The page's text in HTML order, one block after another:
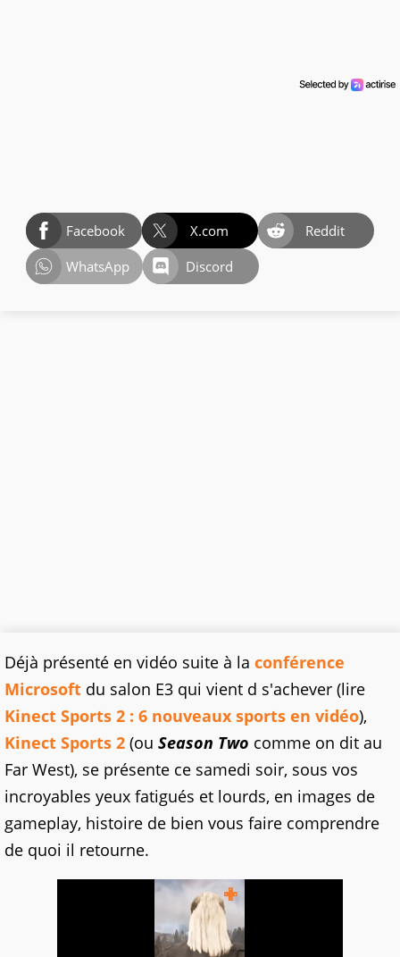
Facebook X.com
Reddit
WhatsApp
Discord
Déjà présenté en vidéo suite à la conférence
Microsoft du salon E3 qui vient d s'achever (lire
Kinect Sports 2 : 6 nouveaux sports en vidéo),
Kinect Sports 2 (ou Season Two comme on dit au
Far West), se présente ce samedi soir, sous vos
incroyables yeux fatigués et lourds, en images de
gameplay, histoire de bien vous faire comprendre
de quoi il retourne.